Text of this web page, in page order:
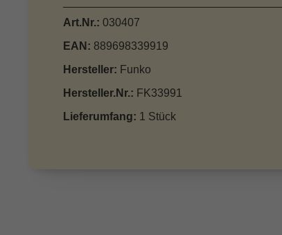
Art.Nr.: 030407
EAN: 889698339919
Hersteller: Funko
Hersteller.Nr.: FK33991
Lieferumfang: 1 Stück